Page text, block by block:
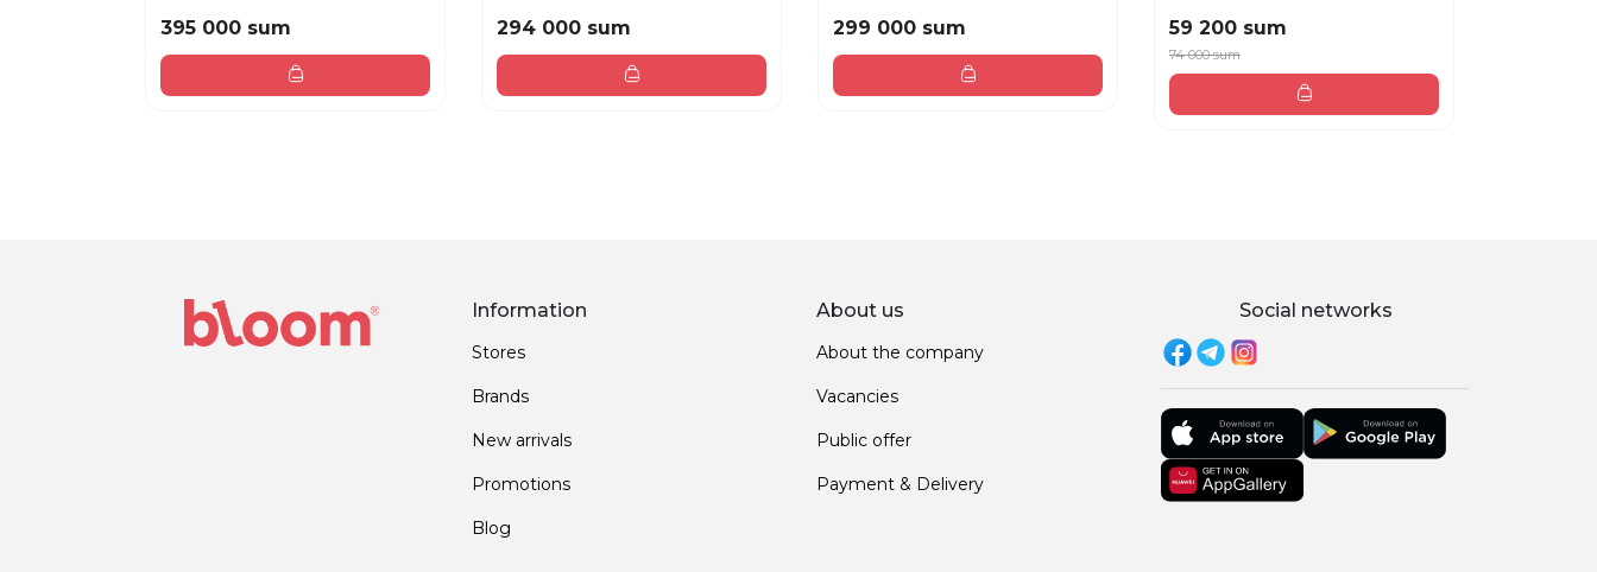
395 000 sum 294 000 sum 299 000 sum 59 200 sum
74 000 sum
Information
Stores
Brands
New arrivals
Promotions
Blog
About us
About the company
Vacancies
Public offer
Payment & Delivery
Social networks